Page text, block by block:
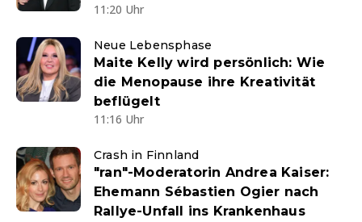
11:20 Uhr
Neue Lebensphase
Maite Kelly wird persönlich: Wie
die Menopause ihre Kreativität
beflügelt
11:16 Uhr
Crash in Finnland
"ran"-Moderatorin Andrea Kaiser:
Ehemann Sébastien Ogier nach
Rallye-Unfall ins Krankenhaus